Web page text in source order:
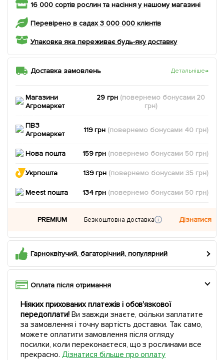
16 000 сортів рослин та насіння у нашому магазині
Перевірено в садах 3 000 000 клієнтів
Упаковка яка переживає будь-яку доставку
Доставка замовлень Детальніше→
Магазини
Агромаркет
29 грн (повернемобонусами 20
грн)
ПВЗ
Агромаркет
119 грн (повернемо бонусами 40 грн)
Нова пошта 159 грн (повернемо бонусами 50 грн)
Укрпошта 139 грн (повернемо бонусами35 грн)
Meest пошта 134 грн (повернемо бонусами 50 грн)
PREMIUM Безкоштовна доставка Дізнатися
Гарноквітучий, багаторічний, популярний
Оплата після отримання
Ніяких прихованих платежів і обов'язкової
передоплати!Ви завжди знаєте, скільки заплатите
за замовлення і точну вартість доставки. Так само,
можете оплатити замовлення після огляду
посилки, коли переконаєтеся, що з рослинами все
прекрасно. Дізнатися більше про оплату